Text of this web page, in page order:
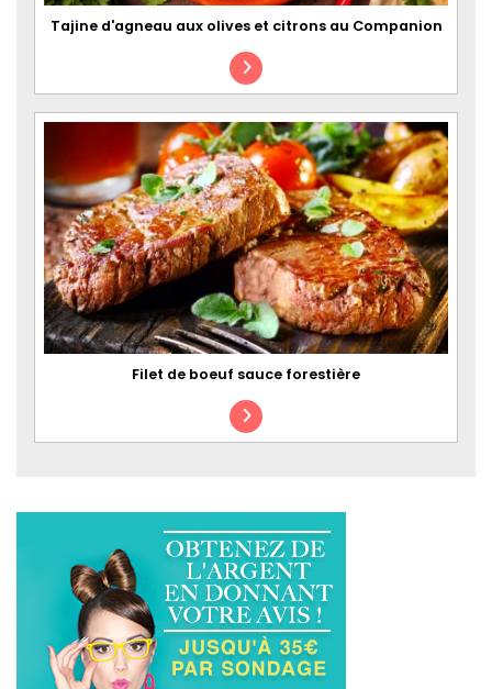
Tajine d'agneau aux olives et citrons au Companion
Filet de boeuf sauce forestière